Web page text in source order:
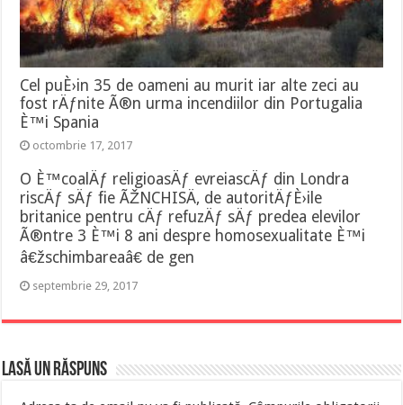
Cel puÈ›in 35 de oameni au murit iar alte zeci au
fost rÄƒnite Ã®n urma incendiilor din Portugalia
È™i Spania
octombrie 17, 2017
O È™coalÄƒ religioasÄƒ evreiascÄƒ din Londra
riscÄƒ sÄƒ fie ÃŽNCHISÄ‚ de autoritÄƒÈ›ile
britanice pentru cÄƒ refuzÄƒ sÄƒ predea elevilor
Ã®ntre 3 È™i 8 ani despre homosexualitate È™i
â€žschimbareaâ€ de gen
septembrie 29, 2017
Lasă un răspuns